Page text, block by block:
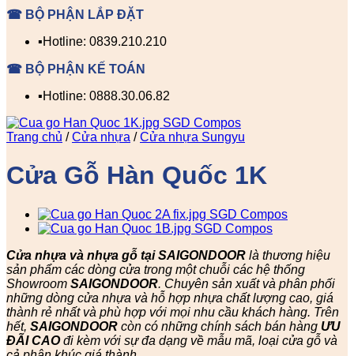
☎ BỘ PHẬN LẮP ĐẶT
▪️Hotline: 0839.210.210
☎ BỘ PHẬN KẾ TOÁN
▪️Hotline: 0888.30.06.82
Trang chủ / Cửa nhựa / Cửa nhựa Sungyu
Cửa Gỗ Hàn Quốc 1K
Cửa nhựa và nhựa gỗ tại SAIGONDOOR là thương hiệu
sản phẩm các dòng cửa trong một chuỗi các hệ thống
Showroom SAIGONDOOR. Chuyên sản xuất và phân phối
những dòng cửa nhựa và hỗ hợp nhựa chất lượng cao, giá
thành rẻ nhất và phù hợp với mọi nhu cầu khách hàng. Trên
hết, SAIGONDOOR còn có những chính sách bán hàng ƯU
ĐÃI CAOđi kèm với sự đa dạng về mẫu mã, loại cửa gỗ và